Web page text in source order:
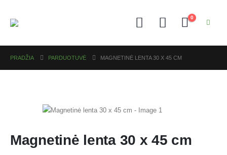
0
PRADŽIA PARDUOTUVĖ MAGNETINĖ LENTA 30 X 45 CM
Magnetinė lenta 30 x 45 cm